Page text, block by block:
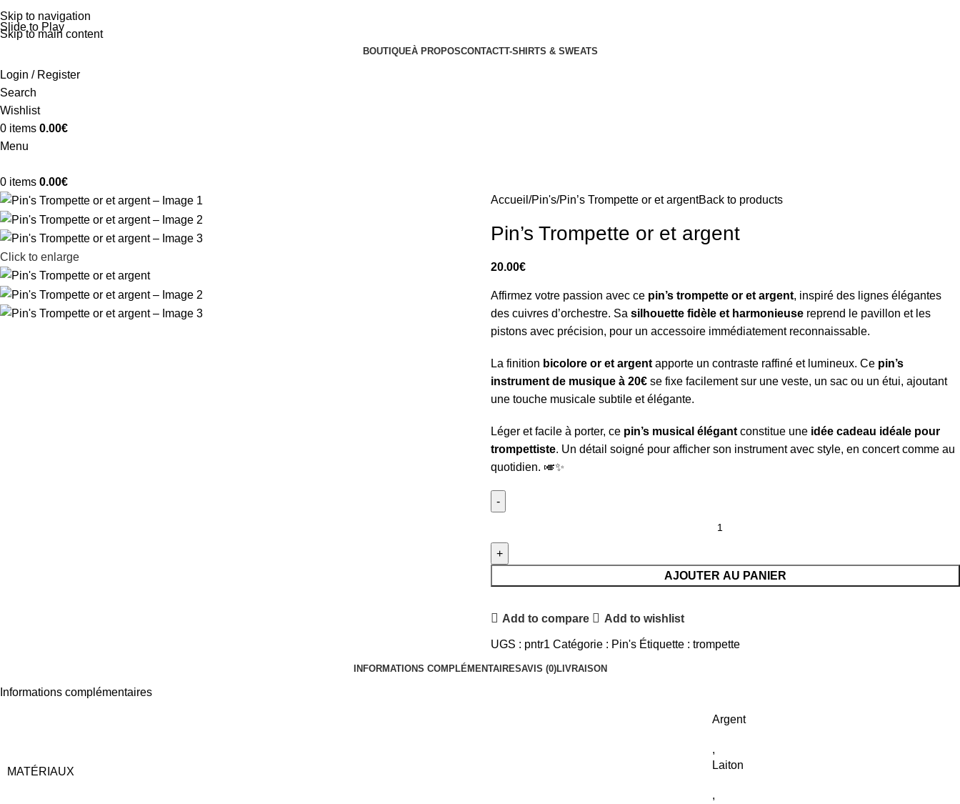
Skip to navigation
Skip to main content
Slide to Play
BOUTIQUEÀ PROPOSCONTACTT-SHIRTS & SWEATS
Login / Register
Search
Wishlist
0 items 0.00€
Menu
0 items 0.00€
Click to enlarge
Accueil Pin's Pin’s Trompette or et argentBack to products
Pin’s Trompette or et argent
20.00€
Affirmez votre passion avec ce pin’s trompette or et argent, inspiré des lignes élégantes
des cuivres d’orchestre. Sa silhouette fidèle et harmonieuse reprend le pavillon et les
pistons avec précision, pour un accessoire immédiatement reconnaissable.
La finition bicolore or et argent apporte un contraste raffiné et lumineux. Ce pin’s
instrument de musique à 20€ se fixe facilement sur une veste, un sac ou un étui, ajoutant
une touche musicale subtile et élégante.
Léger et facile à porter, ce pin’s musical élégant constitue une idée cadeau idéale pour
trompettiste. Un détail soigné pour afficher son instrument avec style, en concert comme au
quotidien. 🎺✨
AJOUTER AU PANIER
Add to compare Add to wishlist
UGS : pntr1 Catégorie : Pin's Étiquette : trompette
INFORMATIONS COMPLÉMENTAIRESAVIS (0)LIVRAISON
Informations complémentaires
MATÉRIAUX
Argent
,
Laiton
,